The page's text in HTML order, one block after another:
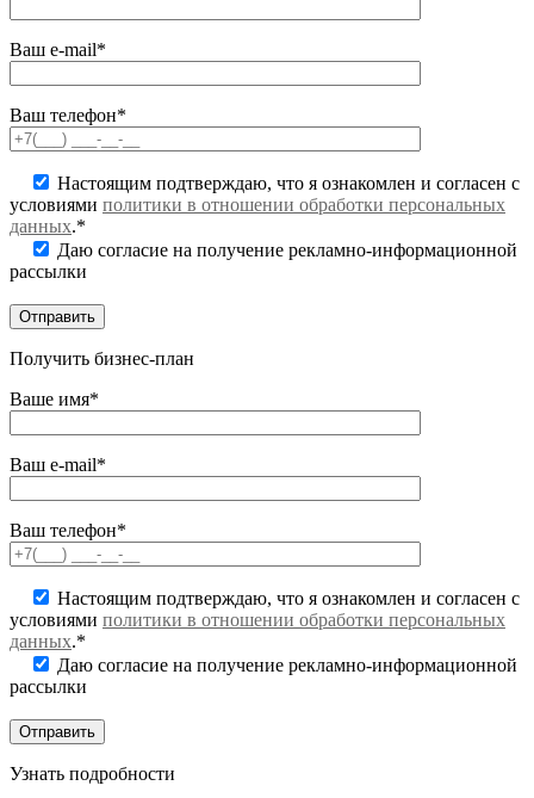
Ваш e-mail*
Ваш телефон*
Настоящим подтверждаю, что я ознакомлен и согласен с
условиями политики в отношении обработки персональных
данных.*
Даю согласие на получение рекламно-информационной
рассылки
Получить бизнес-план
Ваше имя*
Ваш e-mail*
Ваш телефон*
Настоящим подтверждаю, что я ознакомлен и согласен с
условиями политики в отношении обработки персональных
данных.*
Даю согласие на получение рекламно-информационной
рассылки
Узнать подробности